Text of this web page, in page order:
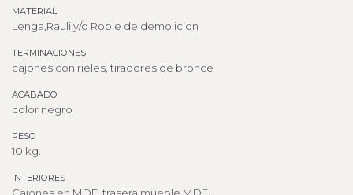
MATERIAL
Lenga,Rauli y/o Roble de demolicion
TERMINACIONES
cajones con rieles, tiradores de bronce
ACABADO
color negro
PESO
10 kg.
INTERIORES
Cajones en MDF, trasera mueble MDF.